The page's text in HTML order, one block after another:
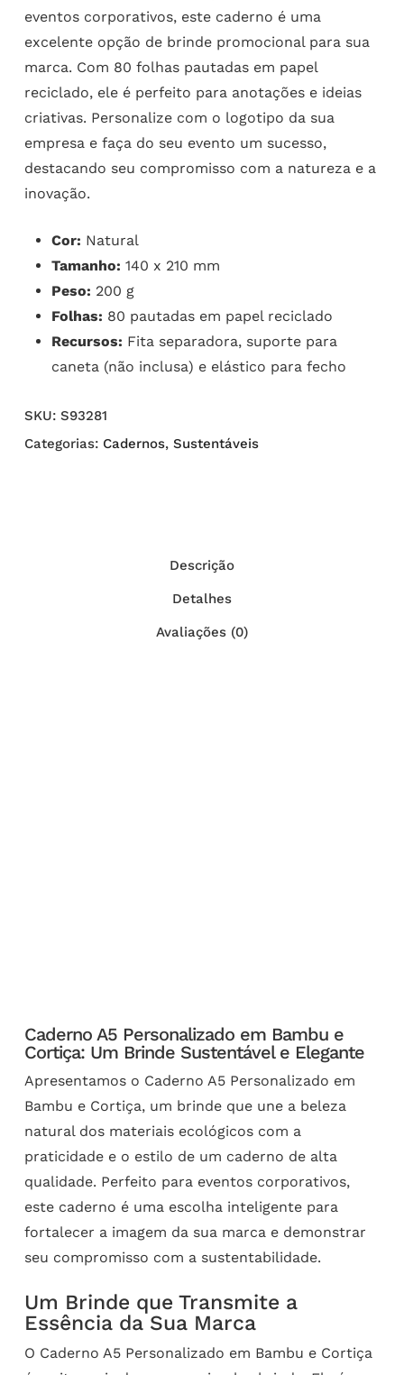
eventos corporativos, este caderno é uma
excelente opção de brinde promocional para sua
marca. Com 80 folhas pautadas em papel
reciclado, ele é perfeito para anotações e ideias
criativas. Personalize com o logotipo da sua
empresa e faça do seu evento um sucesso,
destacando seu compromisso com a natureza e a
inovação.
Cor: Natural
Tamanho: 140 x 210 mm
Peso: 200 g
Folhas: 80 pautadas em papel reciclado
Recursos: Fita separadora, suporte para
caneta (não inclusa) e elástico para fecho
SKU: S93281
Categorias: Cadernos, Sustentáveis
Descrição
Detalhes
Avaliações (0)
Caderno A5 Personalizado em Bambu e
Cortiça: Um Brinde Sustentável e Elegante
Apresentamos o Caderno A5 Personalizado em
Bambu e Cortiça, um brinde que une a beleza
natural dos materiais ecológicos com a
praticidade e o estilo de um caderno de alta
qualidade. Perfeito para eventos corporativos,
este caderno é uma escolha inteligente para
fortalecer a imagem da sua marca e demonstrar
seu compromisso com a sustentabilidade.
Um Brinde que Transmite a
Essência da Sua Marca
O Caderno A5 Personalizado em Bambu e Cortiça